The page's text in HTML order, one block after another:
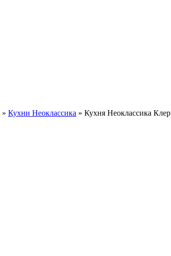
» Кухни Неоклассика » Кухня Неоклассика Клер